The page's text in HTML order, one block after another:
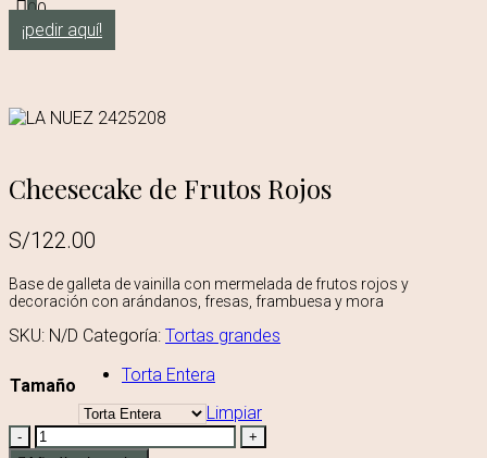
00
¡pedir aquí!
Cheesecake de Frutos Rojos
S/122.00
Base de galleta de vainilla con mermelada de frutos rojos y
decoración con arándanos, fresas, frambuesa y mora
SKU: N/D Categoría: Tortas grandes
Tamaño
Torta Entera
Limpiar
- +